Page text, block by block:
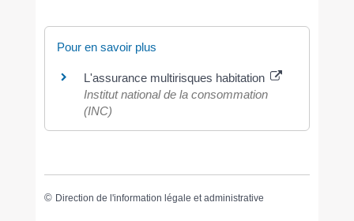
Pour en savoir plus
L'assurance multirisques habitation
Institut national de la consommation
(INC)
© Direction de l'information légale et administrative